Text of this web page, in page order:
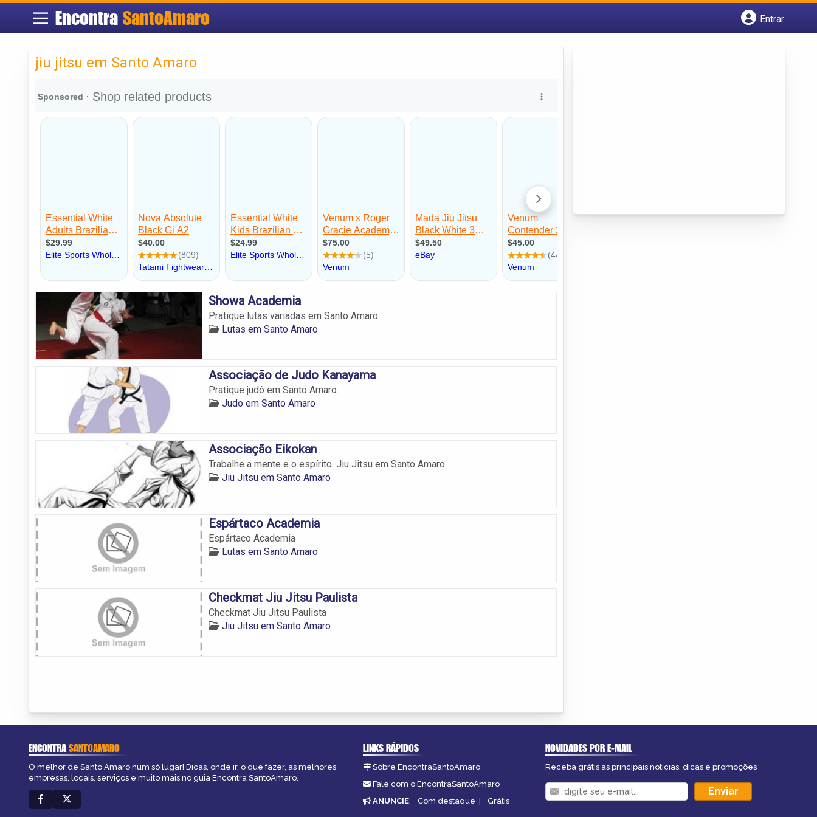
Encontra SantoAmaro
Entrar
jiu jitsu em Santo Amaro
Showa Academia
Pratique lutas variadas em Santo Amaro.
Lutas em Santo Amaro
Associação de Judo Kanayama
Pratique judô em Santo Amaro.
Judo em Santo Amaro
Associação Eikokan
Trabalhe a mente e o espírito. Jiu Jitsu em Santo Amaro.
Jiu Jitsu em Santo Amaro
Espártaco Academia
Espártaco Academia
Lutas em Santo Amaro
Checkmat Jiu Jitsu Paulista
Checkmat Jiu Jitsu Paulista
Jiu Jitsu em Santo Amaro
ENCONTRASANTOAMARO
O melhor de Santo Amaro num só lugar! Dicas, onde ir, o que fazer, as melhores
empresas, locais, serviços e muito mais no guia Encontra SantoAmaro.
LINKS RÁPIDOS
Sobre EncontraSantoAmaro
Fale com o EncontraSantoAmaro
ANUNCIE: Com destaque | Grátis
NOVIDADES POR E-MAIL
Receba grátis as principais notícias, dicas e promoções